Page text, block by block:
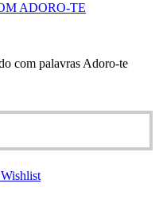
ADORO-TE
com palavras Adoro-te